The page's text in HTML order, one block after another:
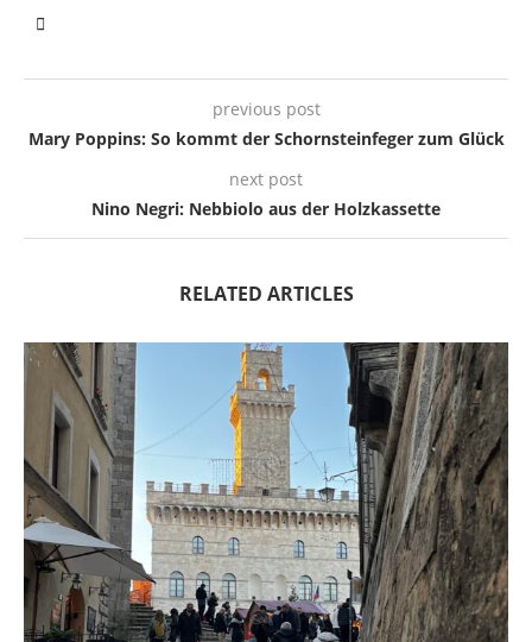
previous post
Mary Poppins: So kommt der Schornsteinfeger zum Glück
next post
Nino Negri: Nebbiolo aus der Holzkassette
RELATED ARTICLES